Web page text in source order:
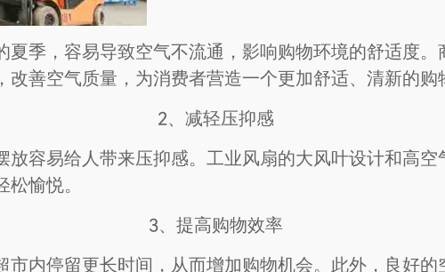
季，容易导致空气不流通，影响购物环境的舒适度
善空气质量，为消费者营造一个更加舒适、清新的购
2、减轻压抑感
容易给人带来压抑感。工业风扇的大风叶设计和高
愉悦。
3、提高购物效率
内停留更长时间，从而增加购物机会。此外，良好